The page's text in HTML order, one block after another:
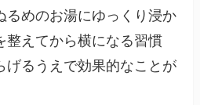
るめのお湯にゆっくり浸か
整えてから横になる習慣
げるうえで効果的なことが